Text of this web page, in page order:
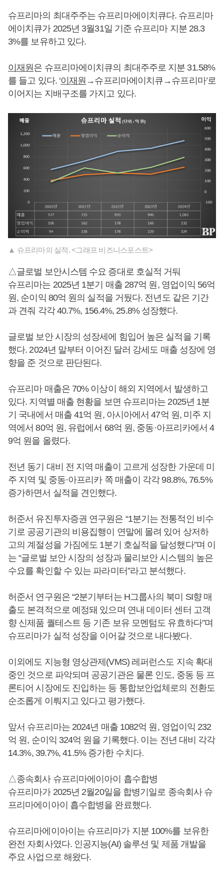
슈프리마의 최대주주는 슈프리마에이치큐다. 슈프리마
에이치큐가 2025년 3월31일 기준 슈프리마 지분 28.3
3%를 보유하고 있다.
이재원은 슈프리마에이치큐의 최대주주로 지분 31.58%
를 들고 있다. ‘이재원 →슈프리마에이치큐→슈프리마’로
이어지는 지배구조를 가지고 있다.
▲ 슈프리마의 실적. <그래프 비즈니스포스트>
△글로벌 보안시스템 수요 증대로 호실적 거둬
슈프리마는 2025년 1분기 매출 287억 원, 영업이익 56억
원, 순이익 80억 원의 실적을 거뒀다. 전년도 같은 기간
과 견줘 각각 40.7%, 156.4%, 25.8% 성장했다.
글로벌 보안 시장의 성장세에 힘입어 높은 실적을 기록
했다. 2024년 말부터 이어진 달러 강세도 매출 성장에 영
향을 준 것으로 판단된다.
슈프리마 매출은 70% 이상이 해외 지역에서 발생하고
있다. 지역별 매출 현황을 보면 슈프리마는 2025년 1분
기 국내에서 매출 41억 원, 아시아에서 47억 원, 미주 지
역에서 80억 원, 유럽에서 68억 원, 중동·아프리카에서 4
9억 원을 올렸다.
전년 동기 대비 전 지역 매출이 고르게 성장한 가운데 미
주 지역 및 중동·아프리카 쪽 매출이 각각 98.8%, 76.5%
증가하면서 실적을 견인했다.
허준서 유진투자증권 연구원은 “1분기는 전통적인 비수
기로 공공기관의 비용집행이 연말에 몰려 있어 상저하
고의 계절성을 가짐에도 1분기 호실적을 달성했다”며 이
는 “글로벌 보안 시장의 성장과 물리보안 시스템의 높은
수요를 확인할 수 있는 파라미터”라고 분석했다.
허준서 연구원은 “2분기부터는 H그룹사의 북미 SI향 매
출도 본격적으로 예정돼 있으며 연내 데이터 센터 고객
향 신제품 퀄테스트 등 기존 보유 모멘텀도 유효하다”며
슈프리마가 실적 성장을 이어갈 것으로 내다봤다.
이외에도 지능형 영상관제(VMS) 레퍼런스도 지속 확대
중인 것으로 파악되며 공공기관은 물론 인도, 중동 등 프
론티어 시장에도 진입하는 등 통합보안업체로의 전환도
순조롭게 이뤄지고 있다고 평가했다.
앞서 슈프리마는 2024년 매출 1082억 원, 영업이익 232
억 원, 순이익 324억 원을 기록했다. 이는 전년 대비 각각
14.3%, 39.7%, 41.5% 증가한 수치다.
△종속회사 슈프리마에이아이 흡수합병
슈프리마가 2025년 2월20일을 합병기일로 종속회사 슈
프리마에이아이 흡수합병을 완료했다.
슈프리마에이아이는 슈프리마가 지분 100%를 보유한
완전 자회사였다. 인공지능(AI) 솔루션 및 제품 개발을
주요 사업으로 해왔다.